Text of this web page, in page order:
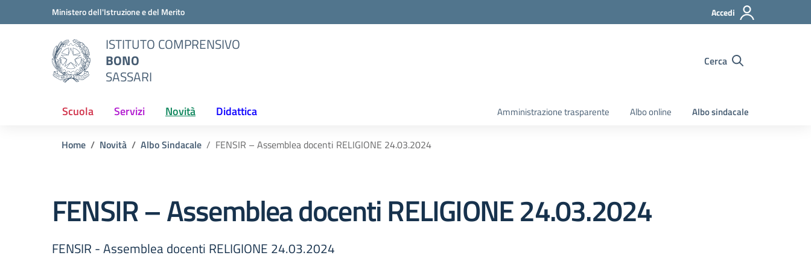
Vai ai contenuti
Vai al menu di navigazioneMinistero dell'Istruzione e del Merito Accedi
ISTITUTO COMPRENSIVO
BONO
SASSARI
Cerca
Scuola Servizi Novità Didattica Amministrazione trasparente Albo online Albo sindacale
Home Novità Albo Sindacale FENSIR – Assemblea docenti RELIGIONE 24.03.2024
FENSIR – Assemblea docenti RELIGIONE 24.03.2024
FENSIR - Assemblea docenti RELIGIONE 24.03.2024